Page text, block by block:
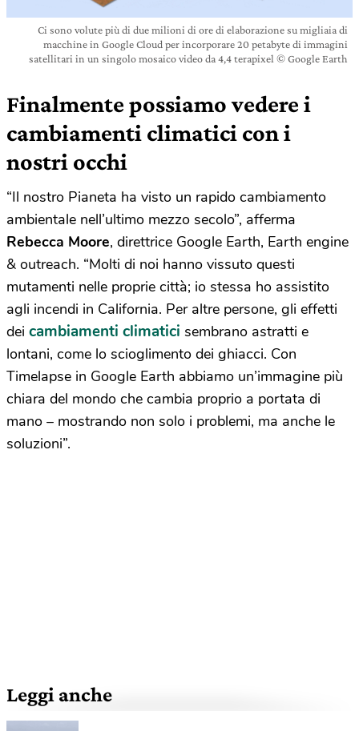
Ci sono volute più di due milioni di ore di elaborazione su migliaia di
macchine in Google Cloud per incorporare 20 petabyte di immagini
satellitari in un singolo mosaico video da 4,4 terapixel © Google Earth
Finalmente possiamo vedere i
cambiamenti climatici con i
nostri occhi
“Il nostro Pianeta ha visto un rapido cambiamento
ambientale nell’ultimo mezzo secolo”, afferma
Rebecca Moore, direttrice Google Earth, Earth engine
& outreach. “Molti di noi hanno vissuto questi
mutamenti nelle proprie città; io stessa ho assistito
agli incendi in California. Per altre persone, gli effetti
dei cambiamenti climatici sembrano astratti e
lontani, come lo scioglimento dei ghiacci. Con
Timelapse in Google Earth abbiamo un’immagine più
chiara del mondo che cambia proprio a portata di
mano – mostrando non solo i problemi, ma anche le
soluzioni”.
Leggi anche